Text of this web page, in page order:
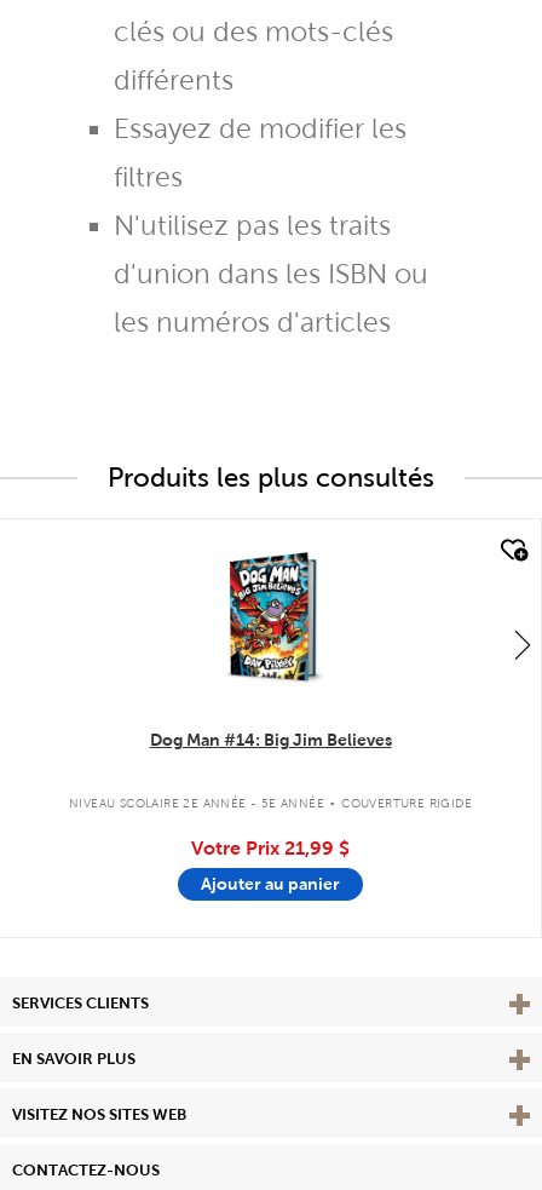
clés ou des mots-clés
différents
Essayez de modifier les
filtres
N'utilisez pas les traits
d'union dans les ISBN ou
les numéros d'articles
Produits les plus consultés
Dog Man #14: Big Jim Believes
NIVEAU SCOLAIRE 2E ANNÉE - 5E ANNÉE . COUVERTURE RIGIDE
Votre Prix 21,99 $
Ajouter au panier
SERVICES CLIENTS
EN SAVOIR PLUS View
VISITEZ NOS SITES WEB
CONTACTEZ-NOUS